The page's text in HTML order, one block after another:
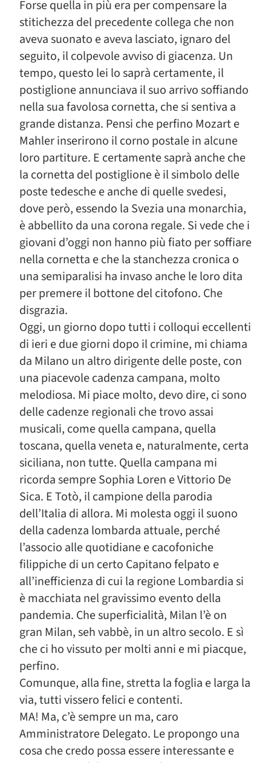
Forse quella in più era per compensare la
stitichezza del precedente collega che non
aveva suonato e aveva lasciato, ignaro del
seguito, il colpevole avviso di giacenza. Un
tempo, questo lei lo saprà certamente, il
postiglione annunciava il suo arrivo soffiando
nella sua favolosa cornetta, che si sentiva a
grande distanza. Pensi che perfino Mozart e
Mahler inserirono il corno postale in alcune
loro partiture. E certamente saprà anche che
la cornetta del postiglione è il simbolo delle
poste tedesche e anche di quelle svedesi,
dove però, essendo la Svezia una monarchia,
è abbellito da una corona regale. Si vede che i
giovani d’oggi non hanno più fiato per soffiare
nella cornetta e che la stanchezza cronica o
una semiparalisi ha invaso anche le loro dita
per premere il bottone del citofono. Che
disgrazia.
Oggi, un giorno dopo tutti i colloqui eccellenti
di ieri e due giorni dopo il crimine, mi chiama
da Milano un altro dirigente delle poste, con
una piacevole cadenza campana, molto
melodiosa. Mi piace molto, devo dire, ci sono
delle cadenze regionali che trovo assai
musicali, come quella campana, quella
toscana, quella veneta e, naturalmente, certa
siciliana, non tutte. Quella campana mi
ricorda sempre Sophia Loren e Vittorio De
Sica. E Totò, il campione della parodia
dell’Italia di allora. Mi molesta oggi il suono
della cadenza lombarda attuale, perché
l’associo alle quotidiane e cacofoniche
filippiche di un certo Capitano felpato e
all’inefficienza di cui la regione Lombardia si
è macchiata nel gravissimo evento della
pandemia. Che superficialità, Milan l’è on
gran Milan, seh vabbè, in un altro secolo. E sì
che ci ho vissuto per molti anni e mi piacque,
perfino.
Comunque, alla fine, stretta la foglia e larga la
via, tutti vissero felici e contenti.
MA! Ma, c’è sempre un ma, caro
Amministratore Delegato. Le propongo una
cosa che credo possa essere interessante e